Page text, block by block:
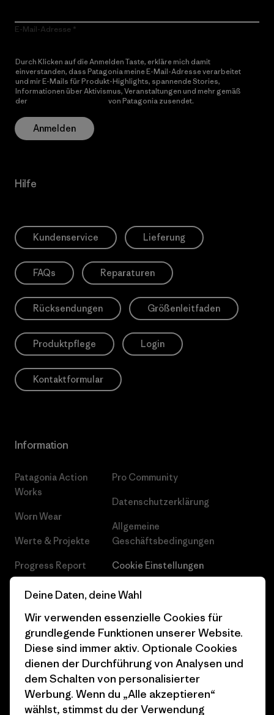
E-Mail-Adresse
Durch Klicken auf die Anmelden Taste, erkläre mich damit
einverstanden, dass Patagonia meine E-Mail-Adresse verarbeitet
und mir E-Mails für Produkt-Highlights, spannende Stories,
Informationen über Aktivismus, Veranstaltungen und mehr gemäß
der
von Patagonia zusendet.
Anmelden
Hilfe
Kundenservice Lieferung
FAQs Reparaturen
Rücksendungen Größenleitfaden
Produktpflege Login
Kontaktformular
Information
Patagonia Action
Works
Worn Wear
Werte & Projekte
Progress Report
Business Unusual
Klimaziele
1% For The Planet
Wie wir finanzieren
Geschenkgutscheine
Stores in deiner
Pro Community
Datenschutzerklärung
Allgemeine
Geschäftsbedingungen
Cookie Einstellungen
Karriere
Pressekontakt
Industry program
Affiliate-Programm
Patagonia Deutschland
Seitenverzeichnis
Deine Daten, deine Wahl
Wir verwenden essenzielle Cookies für
grundlegende Funktionen unserer Website.
Diese sind immer aktiv. Optionale Cookies
dienen der Durchführung von Analysen und
dem Schalten von personalisierter
Werbung. Wenn du „Alle akzeptieren“
wählst, stimmst du der Verwendung